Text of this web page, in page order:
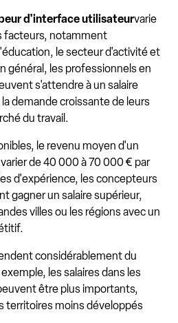
d'interface utilisateurvarie
facteurs, notamment
le secteur d'activité et
général, les professionnels en
s'attendre à un salaire
demande croissante de leurs
du travail.
le revenu moyen d'un
de 40 000 à 70 000 € par
d'expérience, les concepteurs
gagner un salaire supérieur,
villes ou les régions avec un
considérablement du
les salaires dans les
être plus importants,
territoires moins développés